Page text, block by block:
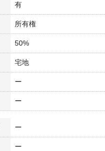
有
所有権
50%
宅地
ー
ー
ー
ー